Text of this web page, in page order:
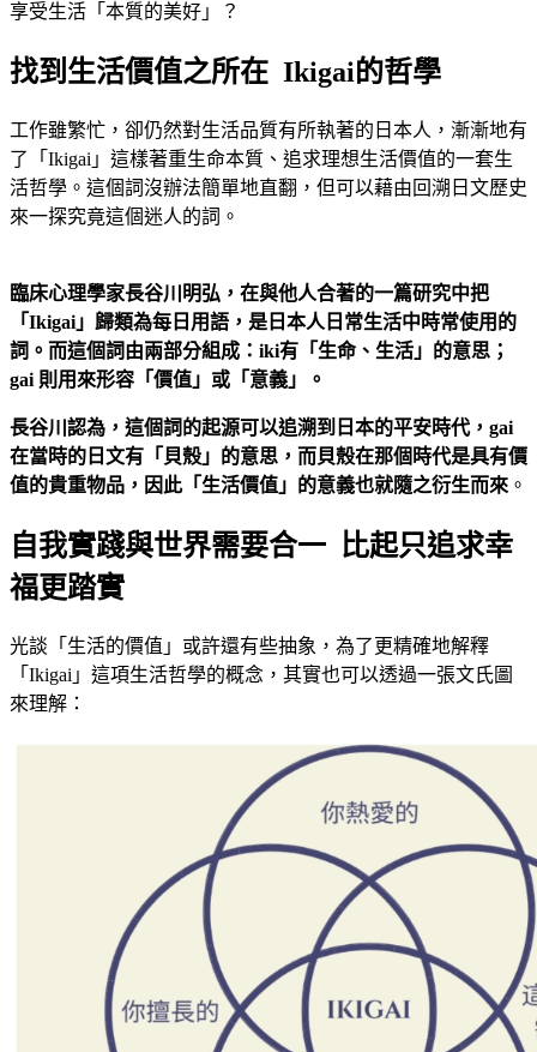
享受生活「本質的美好」？
找到生活價值之所在 Ikigai的哲學
工作雖繁忙，卻仍然對生活品質有所執著的日本人，漸漸地有
了「Ikigai」這樣著重生命本質、追求理想生活價值的一套生
活哲學。這個詞沒辦法簡單地直翻，但可以藉由回溯日文歷史
來一探究竟這個迷人的詞。
臨床心理學家長谷川明弘，在與他人合著的一篇研究中把
「Ikigai」歸類為每日用語，是日本人日常生活中時常使用的
詞。而這個詞由兩部分組成：iki有「生命、生活」的意思；
gai 則用來形容「價值」或「意義」。
長谷川認為，這個詞的起源可以追溯到日本的平安時代，gai
在當時的日文有「貝殼」的意思，而貝殼在那個時代是具有價
值的貴重物品，因此「生活價值」的意義也就隨之衍生而來 。
自我實踐與世界需要合一 比起只追求幸
福更踏實
光談「生活的價值」或許還有些抽象，為了更精確地解釋
「Ikigai」這項生活哲學的概念，其實也可以透過一張文氏圖
來理解：